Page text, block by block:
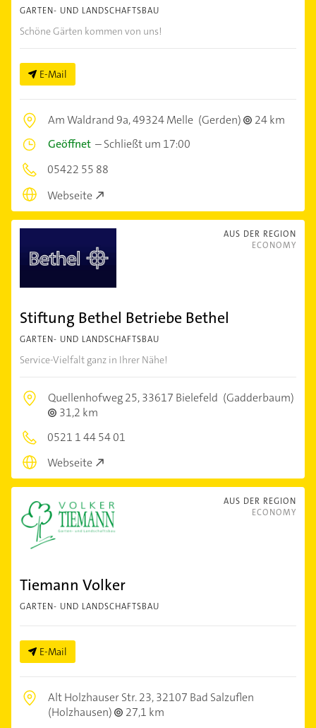
GARTEN- UND LANDSCHAFTSBAU
Schöne Gärten kommen von uns!
E-Mail
Am Waldrand 9a,49324 Melle (Gerden)
24 km
Geöffnet –Schließt um 17:00
05422 55 88
Webseite
AUS DER REGION
ECONOMY
Stiftung Bethel Betriebe Bethel
GARTEN- UND LANDSCHAFTSBAU
Service-Vielfalt ganz in Ihrer Nähe!
Quellenhofweg 25,33617 Bielefeld (Gadderbaum)
31,2 km
0521 1 44 54 01
Webseite
AUS DER REGION
ECONOMY
Tiemann Volker
GARTEN- UND LANDSCHAFTSBAU
E-Mail
Alt Holzhauser Str. 23,32107 Bad Salzuflen
(Holzhausen)
27,1 km